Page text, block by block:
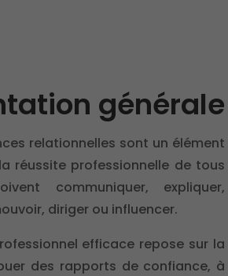
générale
relationnelles sont un élément
réussite professionnelle de tous
communiquer, expliquer,
diriger ou influencer.
efficace repose sur la
des rapports de confiance, à